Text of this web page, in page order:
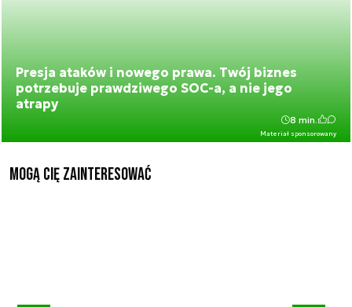
Presja ataków i nowego prawa. Twój biznes
potrzebuje prawdziwego SOC-a, a nie jego
atrapy
Materiał sponsorowany
8 min.
Mogą Cię zainteresować